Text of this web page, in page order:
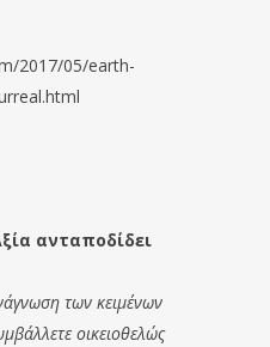
2017/05/earth-
ανταποδίδει
των κειμένων
οικειοθελώς